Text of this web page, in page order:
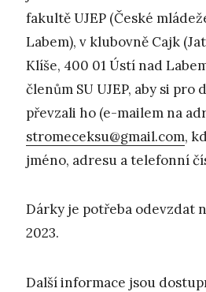
fakultě UJEP (České
Labem), v klubovně Cajk
Klíše, 400 01 Ústí nad
členům SU UJEP, aby si pro
převzali ho (e-mailem na
stromeceksu@gmail.com,
jméno, adresu a telefonní
Dárky je potřeba odevzdat
2023.
Další informace jsou